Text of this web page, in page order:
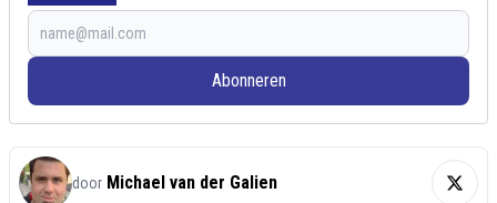
Abonneren
door Michael van der Galien